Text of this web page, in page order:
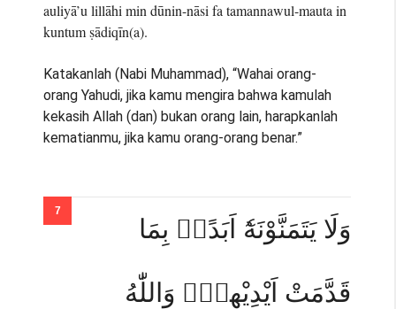
auliyā’u lillāhi min dūnin-nāsi fa tamannawul-mauta in
kuntum ṣādiqīn(a).
Katakanlah (Nabi Muhammad), “Wahai orang-
orang Yahudi, jika kamu mengira bahwa kamulah
kekasih Allah (dan) bukan orang lain, harapkanlah
kematianmu, jika kamu orang-orang benar.”
وَلَا يَتَمَنَّوْنَهٗٓ اَبَدًاۢ بِمَا
قَدَّمَتْ اَيْدِيْهِمْۗ وَاللّٰهُ